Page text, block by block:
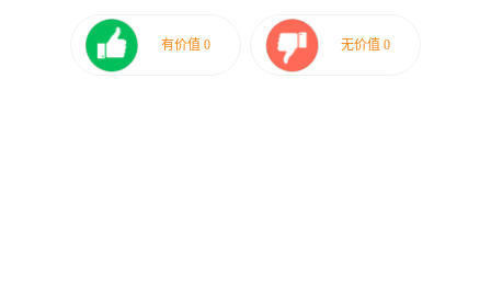
有价值 0 无价值 0